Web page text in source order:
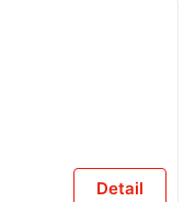
Detail